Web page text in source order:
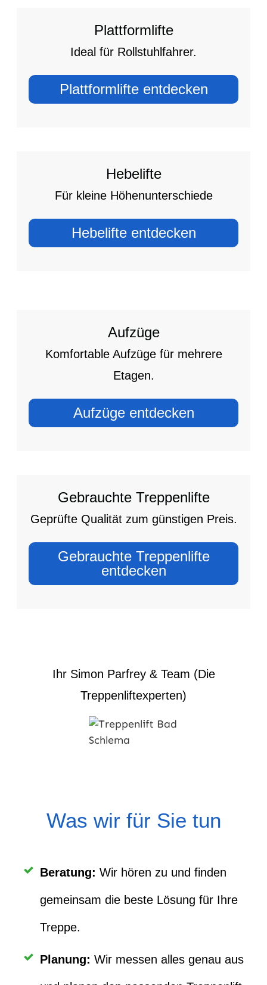
Plattformlifte
Ideal für Rollstuhlfahrer.
Plattformlifte entdecken
Hebelifte
Für kleine Höhenunterschiede
Hebelifte entdecken
Aufzüge
Komfortable Aufzüge für mehrere
Etagen.
Aufzüge entdecken
Gebrauchte Treppenlifte
Geprüfte Qualität zum günstigen Preis.
Gebrauchte Treppenlifte
entdecken
Ihr Simon Parfrey & Team (Die
Treppenliftexperten)
Was wir für Sie tun
Beratung: Wir hören zu und finden
gemeinsam die beste Lösung für Ihre
Treppe.
Planung: Wir messen alles genau aus